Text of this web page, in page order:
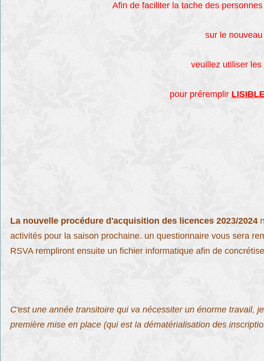
Afin de faciliter la tache des
sur le
veuillez utiliser les
pour préremplir
La nouvelle procédure d'acquisition des licences 2023/2024
activités pour la saison prochaine. un questionnaire vous sera
RSVA rempliront ensuite un fichier informatique afin de
C'est une année transitoire qui va nécessiter un énorme travail,
première mise en place (qui est la dématérialisation des